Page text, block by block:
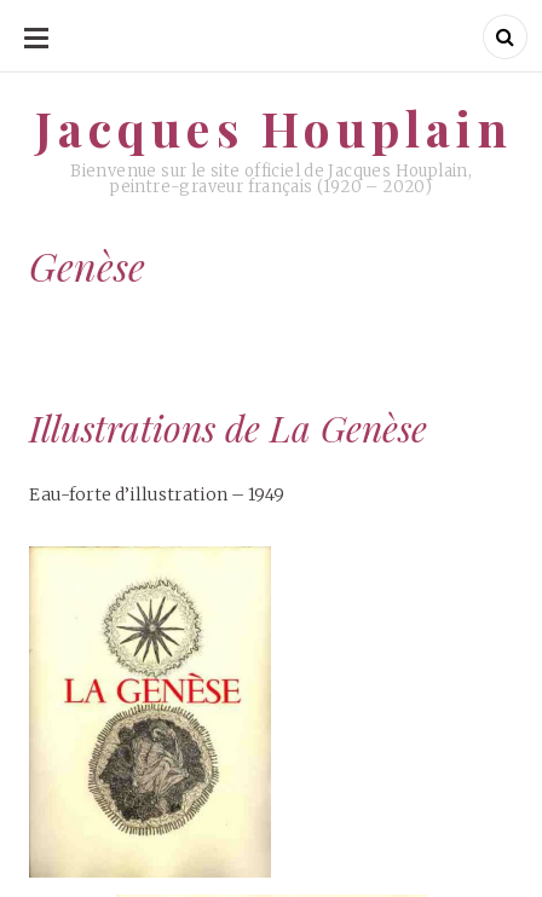
ALLER
CONTENU
Jacques Houplain
Bienvenue sur le site officiel de Jacques Houplain,
peintre-graveur français (1920 – 2020)
Jacques Houplain
Genèse
Illustrations de La Genèse
Eau-forte d’illustration – 1949